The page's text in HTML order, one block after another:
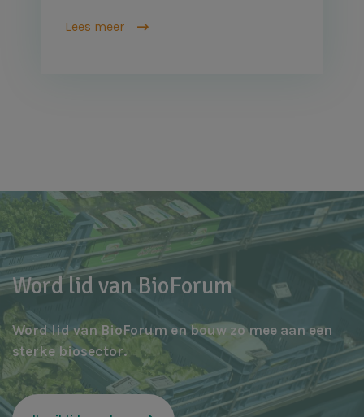
Lees meer
Word lid van BioForum
Word lid van BioForum en bouw zo mee aan een
sterke biosector.